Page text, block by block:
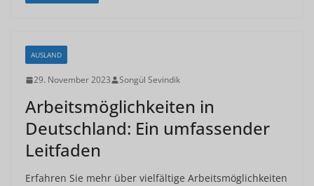
AUSLAND
29. November 2023 Songül Sevindik
Arbeitsmöglichkeiten in
Deutschland: Ein umfassender
Leitfaden
Erfahren Sie mehr über vielfältige Arbeitsmöglichkeiten